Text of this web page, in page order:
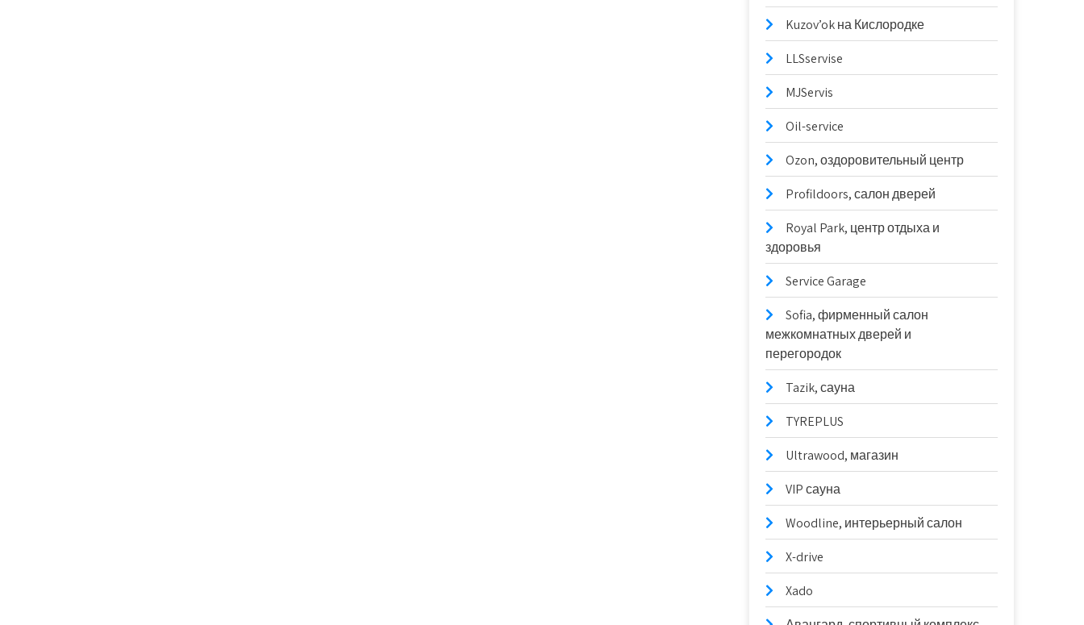
Kuzov’ok на Кислородке
LLSservise
MJServis
Oil-service
Ozon, оздоровительный центр
Profildoors, салон дверей
Royal Park, центр отдыха и
здоровья
Service Garage
Sofia, фирменный салон
межкомнатных дверей и
перегородок
Tazik, сауна
TYREPLUS
Ultrawood, магазин
VIP сауна
Woodline, интерьерный салон
X-drive
Xado